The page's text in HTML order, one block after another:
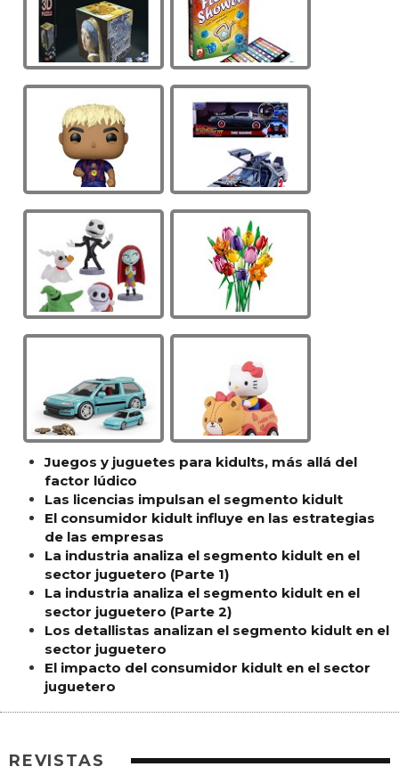
Juegos y juguetes para kidults, más allá del
factor lúdico
Las licencias impulsan el segmento kidult
El consumidor kidult influye en las estrategias
de las empresas
La industria analiza el segmento kidult en el
sector juguetero (Parte 1)
La industria analiza el segmento kidult en el
sector juguetero (Parte 2)
Los detallistas analizan el segmento kidult en el
sector juguetero
El impacto del consumidor kidult en el sector
juguetero
REVISTAS